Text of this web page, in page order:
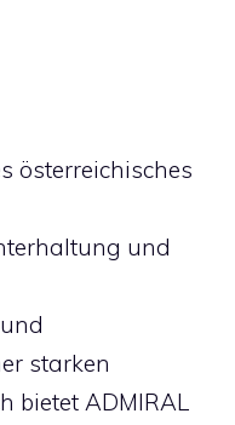
österreichisches
und
starken
bietet ADMIRAL